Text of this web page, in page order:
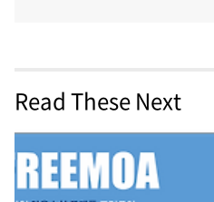
Read These Next